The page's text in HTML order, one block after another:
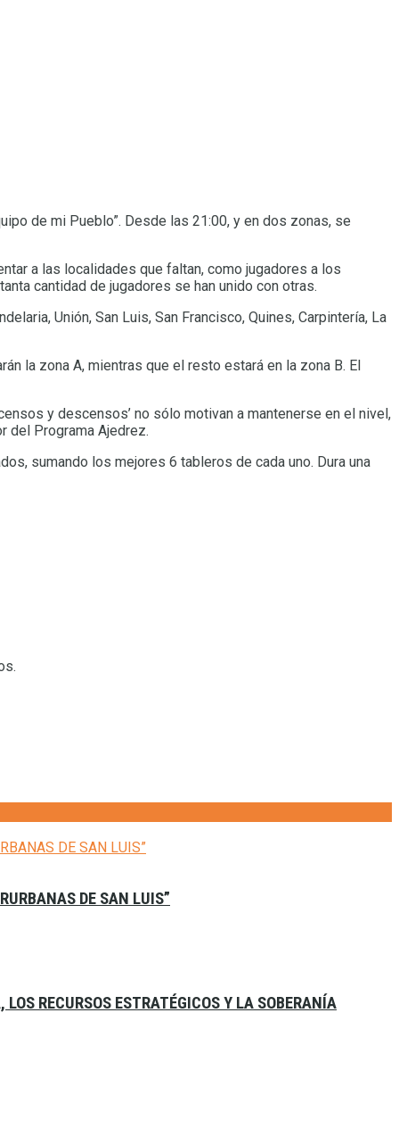
de mi Pueblo”. Desde las 21:00, y en dos zonas, se
a las localidades que faltan, como jugadores a los
cantidad de jugadores se han unido con otras.
Unión, San Luis, San Francisco, Quines, Carpintería, La
la zona A, mientras que el resto estará en la zona B. El
y descensos’ no sólo motivan a mantenerse en el nivel,
del Programa Ajedrez.
sumando los mejores 6 tableros de cada uno. Dura una
DE SAN LUIS”
RECURSOS ESTRATÉGICOS Y LA SOBERANÍA